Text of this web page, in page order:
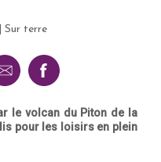
Sur terre
le volcan du Piton de la
pour les loisirs en plein